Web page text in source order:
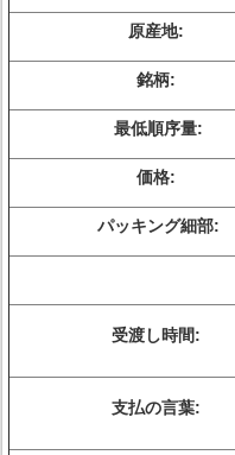
原産地:
銘柄:
最低順序量:
価格:
パッキング細部:
受渡し時間:
支払の言葉: